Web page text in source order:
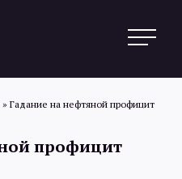
Поиск
» Гадание на нефтяной профицит
профицит